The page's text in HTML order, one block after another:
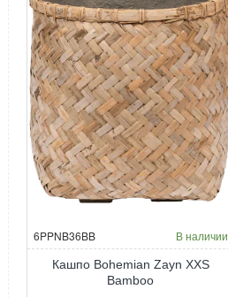
6PPNB36BB В наличии
Кашпо Bohemian Zayn XXS
Bamboo